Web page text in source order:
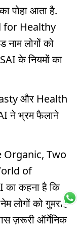
पोहा आता है.
for Healthy
लोगों को
के नियमों का
और Health
ने भ्रम फैलाने
Organic, Two
of
का कहना है कि
लोगों को गुमराह
ज़रूरी ऑर्गेनिक